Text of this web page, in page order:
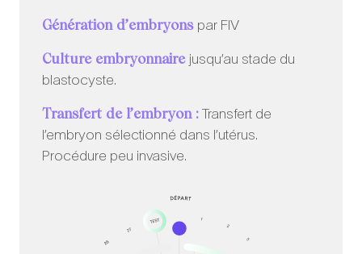
Génération d’embryons par FIV
Culture embryonnaire jusqu’au stade du
blastocyste.
Transfert de l’embryon : Transfert de
l’embryon sélectionné dans l’utérus.
Procédure peu invasive.